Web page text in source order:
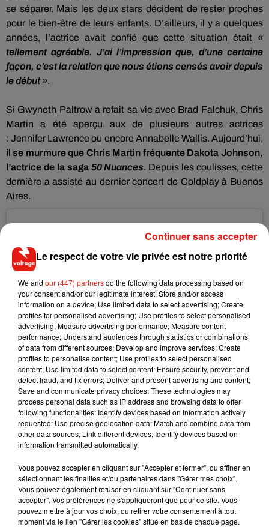
se séparer. Mais les deux stars décident de rester proches
pour le bien-être de leurs enfants. D’ailleurs, il y a quelques
années, l’actrice avait confié que cette situation était «
tellement agréable. J’ai l’impression que, d’une certaine
façon, c’est la relation que nous étions censés avoir depuis
le début ».
Si Gwyneth Paltrow a refait sa vie avec Brad Falchuk, Chris
Martin a été aperçu
aux de
plusieurs autres actrices
: Jennifer Lawrence ou encore Annabelle Wallis. Aujourd’hui,
il se murmure que Chris Martin fréquente Dakota Johnson,
l’actrice de la saga 50 Nuances. Depuis les coulisses, cette
dernière a assisté au dernier concert de Coldplay à Buenos
Aires.
Sunday brunch #modernfamily
Le respect de votre vie privée est notre priorité
We and our (447) partnersdo the following data processing based on
your consent and/or our legitimate interest: Store and/or access
information on a device; Use limited data to select advertising; Create
profiles for personalised advertising; Use profiles to select personalised
advertising; Measure advertising performance; Measure content
performance; Understand audiences through statistics or combinations
of data from different sources; Develop and improve services; Create
profiles to personalise content; Use profiles to select personalised
content; Use limited data to select content; Ensure security, prevent and
detect fraud, and fix errors; Deliver and present advertising and content;
Save and communicate privacy choices. These technologies may
process personal data such as IP address and browsing data to offer
following functionalities: Identify devices based on information actively
requested; Use precise geolocation data; Match and combine data from
other data sources; Link different devices; Identify devices based on
information transmitted automatically.
Vous pouvez accepter en cliquant sur "Accepter et fermer", ou affiner en
sélectionnant les finalités et/ou partenaires dans "Gérer mes choix".
Vous pouvez également refuser en cliquant sur "Continuer sans
accepter". Vos préférences ne s'appliqueront que pour ce site. Vous
pouvez mettre à jour vos choix, ou retirer votre consentement à tout
moment via le lien "Gérer les cookies" situé en bas de chaque page.
Continuer sans accepter